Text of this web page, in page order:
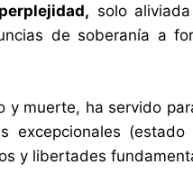
solo
de soberanía a
muerte, ha servido
excepcionales
y libertades